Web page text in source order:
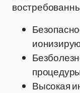
Высокая